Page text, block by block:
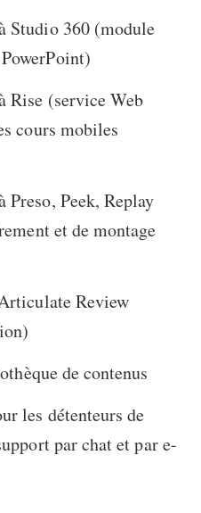
Studio 360 (module
Rise (service Web
cours mobiles
Preso, Peek, Replay
et de montage
Review
de contenus
les détenteurs de
par chat et par e-